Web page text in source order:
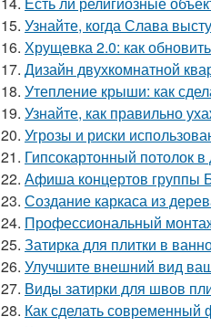
15. Узнайте, когда Слава
16. Хрущевка 2.0: как
17. Дизайн двухкомнатной
18. Утепление крыши: как
19. Узнайте, как правильно
20. Угрозы и риски
21. Гипсокартонный потолок
22. Афиша концертов группы
23. Создание каркаса из
24. Профессиональный
25. Затирка для плитки в
26. Улучшите внешний вид
27. Виды затирки для швов
28. Как сделать